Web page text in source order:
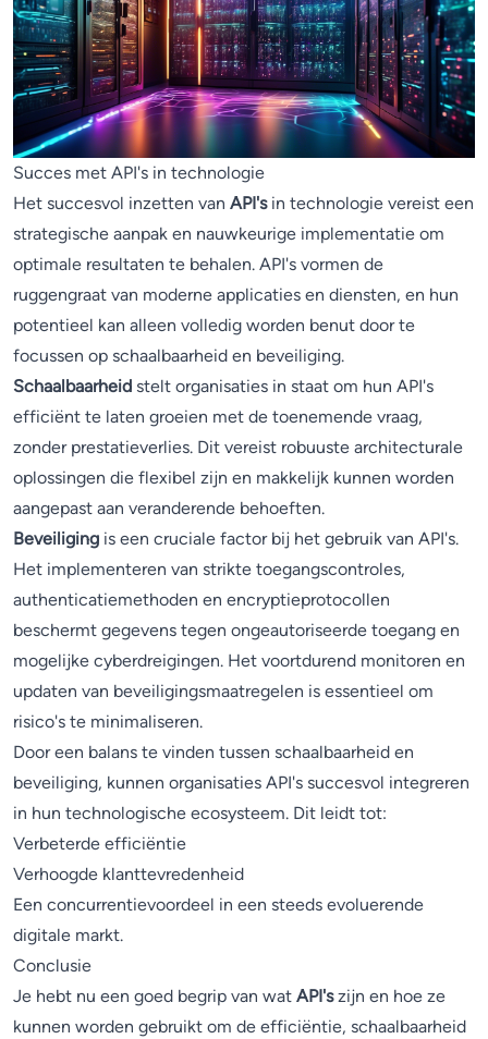
Succes met API's in technologie
Het succesvol inzetten van API'sin technologie vereist een
strategische aanpak en nauwkeurige implementatie om
optimale resultaten te behalen. API's vormen de
ruggengraat van moderne applicaties en diensten, en hun
potentieel kan alleen volledig worden benut door te
focussen op schaalbaarheid en beveiliging.
Schaalbaarheid stelt organisaties in staat om hun API's
efficiënt te laten groeien met de toenemende vraag,
zonder prestatieverlies. Dit vereist robuuste architecturale
oplossingen die flexibel zijn en makkelijk kunnen worden
aangepast aan veranderende behoeften.
Beveiliging is een cruciale factor bij het gebruik van API's.
Het implementeren van strikte toegangscontroles,
authenticatiemethoden en encryptieprotocollen
beschermt gegevens tegen ongeautoriseerde toegang en
mogelijke cyberdreigingen. Het voortdurend monitoren en
updaten van beveiligingsmaatregelen is essentieel om
risico's te minimaliseren.
Door een balans te vinden tussen schaalbaarheid en
beveiliging, kunnen organisaties API's succesvol integreren
in hun technologische ecosysteem. Dit leidt tot:
Verbeterde efficiëntie
Verhoogde klanttevredenheid
Een concurrentievoordeel in een steeds evoluerende
digitale markt.
Conclusie
Je hebt nu een goed begrip van wat API'szijn en hoe ze
kunnen worden gebruikt om de efficiëntie, schaalbaarheid